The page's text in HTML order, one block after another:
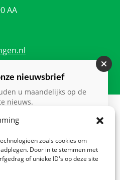
zoals cookies om
Door in te stemmen met
of unieke ID's op deze site
AA
nieuwsbrief
u maandelijks op de
nieuws.